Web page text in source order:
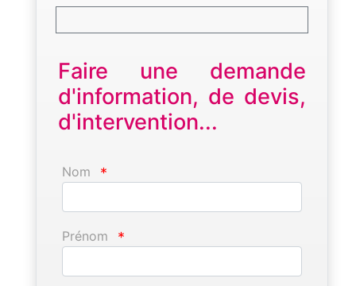
Faire une demande
d'information, de devis,
d'intervention...
Nom *
Prénom *